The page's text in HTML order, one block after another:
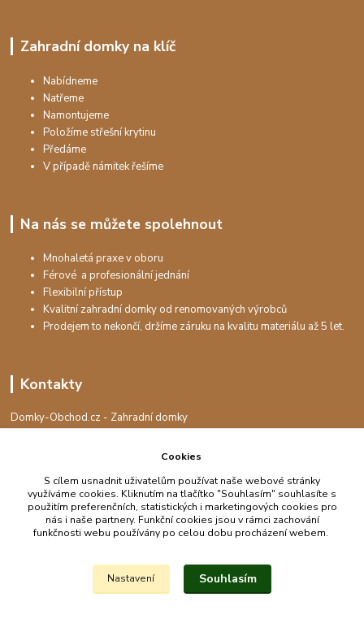
Zahradní domky na klíč
Nabídneme
Natřeme
Namontujeme
Položíme střešní krytinu
Předáme
V případě námitek řešíme
Na nás se můžete spolehnout
Mnohaletá praxe v oboru
Férové a profesionální jednání
Flexibilní přístup
Kvalitní zahradní domky od renomovaných výrobců
Prodejem to nekončí, držíme záruku na kvalitu materiálu až 5 let.
Kontakty
Domky-Obchod.cz - Zahradní domky
+420 730 501 925
info@domky-obchod.cz
Upravit sběr cookies.
Cookies
S cílem usnadnit uživatelům používat naše webové stránky
využíváme cookies. Kliknutím na tlačítko "Souhlasím" souhlasíte s
použitím preferenčních, statistických i marketingových cookies pro
nás i naše partnery. Funkční cookies jsou v rámci zachování
funkčnosti webu používány po celou dobu procházení webem.
Nastavení Souhlasím